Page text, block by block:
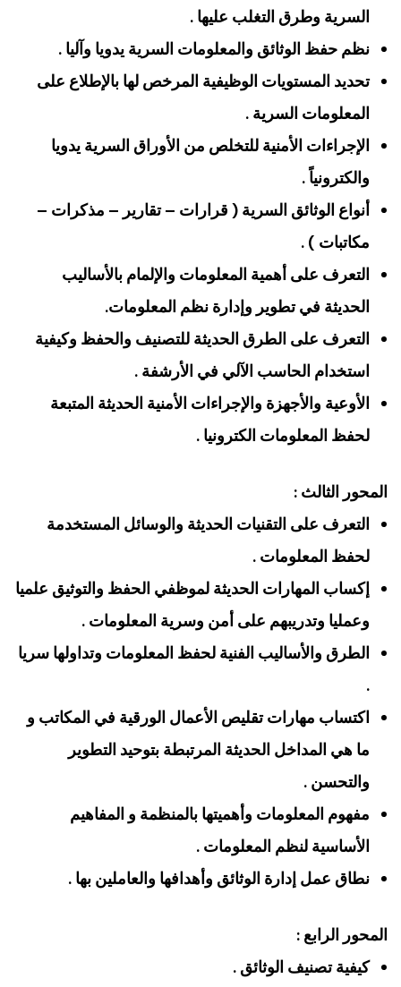
السرية وطرق التغلب عليها .
نظم حفظ الوثائق والمعلومات السرية يدويا وآليا .
تحديد المستويات الوظيفية المرخص لها بالإطلاع على
المعلومات السرية .
الإجراءات الأمنية للتخلص من الأوراق السرية يدويا
والكترونياً .
أنواع الوثائق السرية ( قرارات – تقارير – مذكرات –
مكاتبات ) .
التعرف على أهمية المعلومات والإلمام بالأساليب
الحديثة في تطوير وإدارة نظم المعلومات.
التعرف على الطرق الحديثة للتصنيف والحفظ وكيفية
استخدام الحاسب الآلي في الأرشفة .
الأوعية والأجهزة والإجراءات الأمنية الحديثة المتبعة
لحفظ المعلومات الكترونيا .
المحور الثالث :
التعرف على التقنيات الحديثة والوسائل المستخدمة
لحفظ المعلومات .
إكساب المهارات الحديثة لموظفي الحفظ والتوثيق علميا
وعمليا وتدريبهم على أمن وسرية المعلومات .
الطرق والأساليب الفنية لحفظ المعلومات وتداولها سريا
.
اكتساب مهارات تقليص الأعمال الورقية في المكاتب و
ما هي المداخل الحديثة المرتبطة بتوحيد التطوير
والتحسن .
مفهوم المعلومات وأهميتها بالمنظمة و المفاهيم
الأساسية لنظم المعلومات .
نطاق عمل إدارة الوثائق وأهدافها والعاملين بها .
المحور الرابع :
كيفية تصنيف الوثائق .